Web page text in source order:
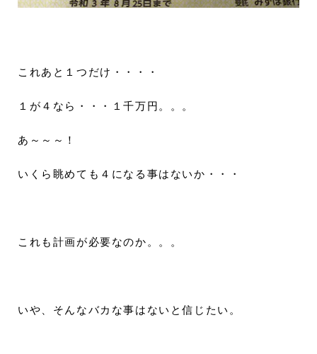
これあと１つだけ・・・・
１が４なら・・・１千万円。。。
あ～～～！
いくら眺めても４になる事はないか・・・
これも計画が必要なのか。。。
いや、そんなバカな事はないと信じたい。